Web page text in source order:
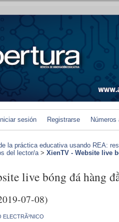
Iniciar sesión Registrarse Números
la práctica educativa usando REA:
del lector/a> XienTV - Website live
live bóng đá hàng
07-08)
ELECTRÃ³NICO